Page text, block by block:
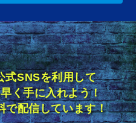
式SNSを利用して
く手に入れよう！
で配信しています！